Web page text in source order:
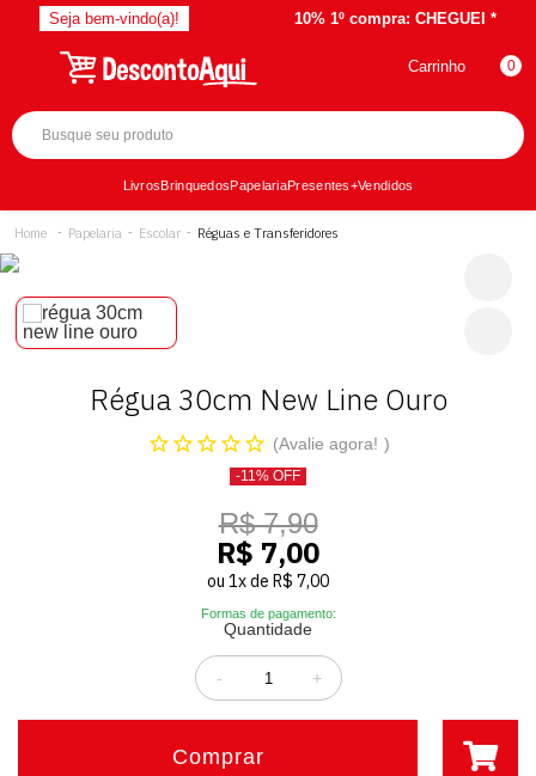
Seja bem-vindo(a)! 10% 1º compra: CHEGUEI *
Carrinho 0
LivrosBrinquedosPapelariaPresentes+Vendidos
Papelaria Escolar Réguas e Transferidores
Régua 30cm New Line Ouro
Avalie agora!
-11% OFF
R$ 7,90
R$ 7,00
ou 1xde R$ 7,00
Formas de pagamento:
Quantidade
+
-
Comprar